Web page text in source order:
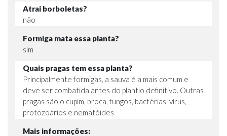
Atrai borboletas?
não
Formiga mata essa planta?
sim
Quais pragas tem essa planta?
Principalmente formigas, a sauva é a mais comum e
deve ser combatida antes do plantio definitivo. Outras
pragas são o cupim, broca, fungos, bactérias, vírus,
protozoários e nematóides
Mais informações: